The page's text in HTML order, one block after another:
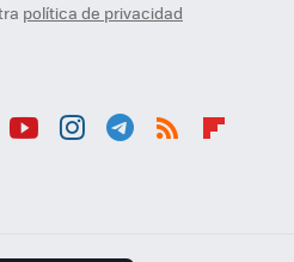
política de privacidad